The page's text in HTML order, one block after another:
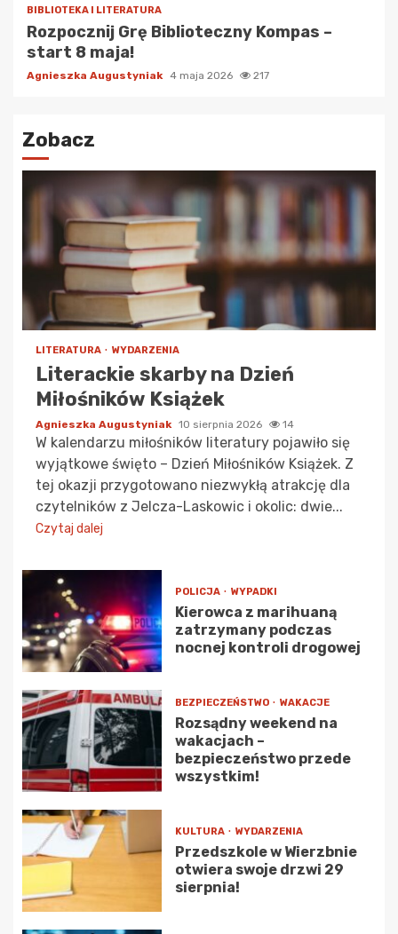
BIBLIOTEKA I LITERATURA
Rozpocznij Grę Biblioteczny Kompas –
start 8 maja!
Agnieszka Augustyniak 4 maja 2026 217
Zobacz
LITERATURA WYDARZENIA
Literackie skarby na Dzień
Miłośników Książek
Agnieszka Augustyniak 10 sierpnia 2026 14
W kalendarzu miłośników literatury pojawiło się
wyjątkowe święto – Dzień Miłośników Książek. Z
tej okazji przygotowano niezwykłą atrakcję dla
czytelników z Jelcza-Laskowic i okolic: dwie...
Czytaj dalej
POLICJA WYPADKI
Kierowca z marihuaną
zatrzymany podczas
nocnej kontroli drogowej
BEZPIECZEŃSTWO WAKACJE
Rozsądny weekend na
wakacjach –
bezpieczeństwo przede
wszystkim!
KULTURA WYDARZENIA
Przedszkole w Wierzbnie
otwiera swoje drzwi 29
sierpnia!